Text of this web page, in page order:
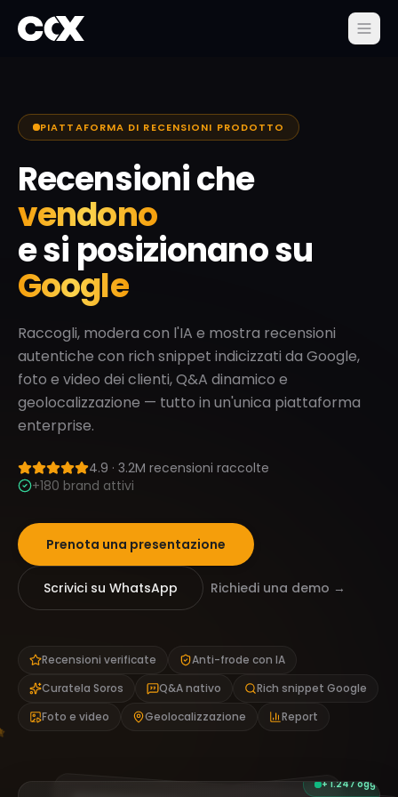
PIATTAFORMA DI RECENSIONI PRODOTTO
Recensioni che
vendono
e si posizionano su
Google
Raccogli, modera con l'IA e mostra recensioni
autentiche con rich snippet indicizzati da Google,
foto e video dei clienti, Q&A dinamico e
geolocalizzazione — tutto in un'unica piattaforma
enterprise.
4.9 · 3.2M recensioni raccolte
+180 brand attivi
Prenota una presentazione
Scrivici su WhatsApp Richiedi una demo →
Recensioni verificate
Anti-frode con IA
Curatela Soros
Q&A nativo
Rich snippet Google
Foto e video
Geolocalizzazione Report
+ 1.247 oggi